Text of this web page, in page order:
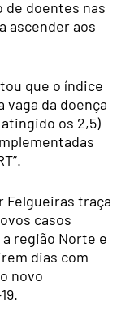
de doentes nas
ascender aos
que o índice
da doença
os 2,5)
Felgueiras traça
casos
região Norte e
dias com
novo